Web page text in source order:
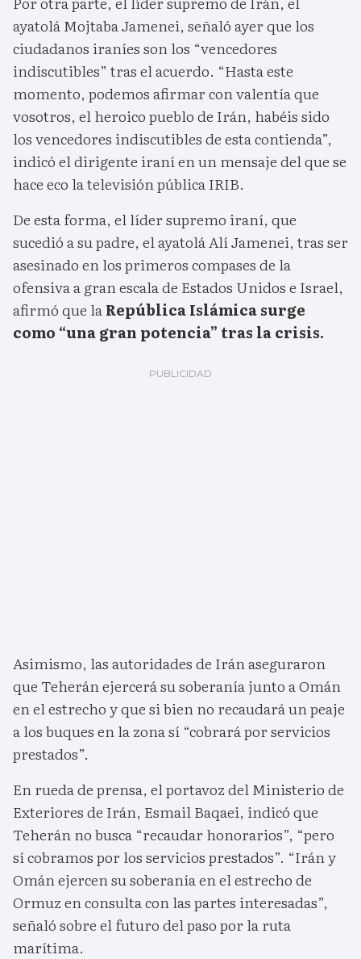
ayatolá Mojtaba Jamenei, señaló ayer que los
ciudadanos iraníes son los “vencedores
indiscutibles” tras el acuerdo. “Hasta este
momento, podemos afirmar con valentía que
vosotros, el heroico pueblo de Irán, habéis sido
los vencedores indiscutibles de esta contienda”,
indicó el dirigente iraní en un mensaje del que se
hace eco la televisión pública IRIB.
De esta forma, el líder supremo iraní, que
sucedió a su padre, el ayatolá Alí Jamenei, tras ser
asesinado en los primeros compases de la
ofensiva a gran escala de Estados Unidos e Israel,
afirmó que laRepública Islámica surge
como “una gran potencia” tras la crisis.
Asimismo, las autoridades de Irán aseguraron
que Teherán ejercerá su soberanía junto a Omán
en el estrecho y que si bien no recaudará un peaje
a los buques en la zona sí “cobrará por servicios
prestados”.
En rueda de prensa, el portavoz del Ministerio de
Exteriores de Irán, Esmail Baqaei, indicó que
Teherán no busca “recaudar honorarios”, “pero
sí cobramos por los servicios prestados”. “Irán y
Omán ejercen su soberanía en el estrecho de
Ormuz en consulta con las partes interesadas”,
señaló sobre el futuro del paso por la ruta
marítima.